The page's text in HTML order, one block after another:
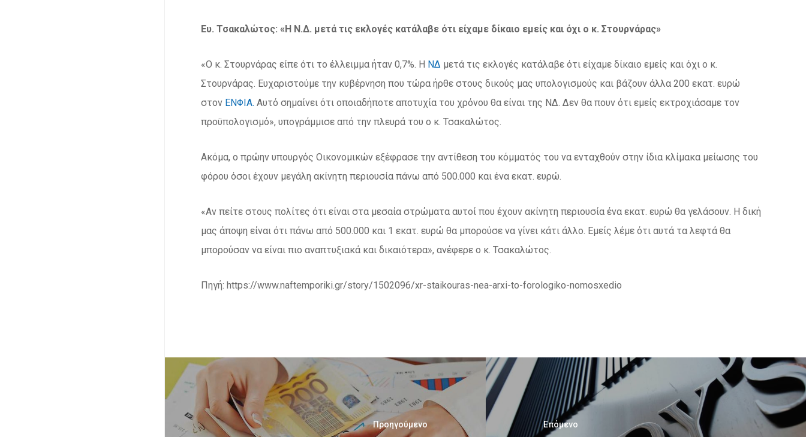
Ευ. Τσακαλώτος: «Η Ν.Δ. μετά τις εκλογές κατάλαβε ότι είχαμε δίκαιο εμείς και όχι ο κ. Στουρνάρας»
«Ο κ. Στουρνάρας είπε ότι το έλλειμμα ήταν 0,7%. Η ΝΔ μετά τις εκλογές κατάλαβε ότι είχαμε δίκαιο εμείς και όχι ο κ.
Στουρνάρας. Ευχαριστούμε την κυβέρνηση που τώρα ήρθε στους δικούς μας υπολογισμούς και βάζουν άλλα 200 εκατ. ευρώ
στον ΕΝΦΙΑ. Αυτό σημαίνει ότι οποιαδήποτε αποτυχία του χρόνου θα είναι της ΝΔ. Δεν θα πουν ότι εμείς εκτροχιάσαμε τον
προϋπολογισμό», υπογράμμισε από την πλευρά του ο κ. Τσακαλώτος.
Ακόμα, ο πρώην υπουργός Οικονομικών εξέφρασε την αντίθεση του κόμματός του να ενταχθούν στην ίδια κλίμακα μείωσης του
φόρου όσοι έχουν μεγάλη ακίνητη περιουσία πάνω από 500.000 και ένα εκατ. ευρώ.
«Αν πείτε στους πολίτες ότι είναι στα μεσαία στρώματα αυτοί που έχουν ακίνητη περιουσία ένα εκατ. ευρώ θα γελάσουν. Η δική
μας άποψη είναι ότι πάνω από 500.000 και 1 εκατ. ευρώ θα μπορούσε να γίνει κάτι άλλο. Εμείς λέμε ότι αυτά τα λεφτά θα
μπορούσαν να είναι πιο αναπτυξιακά και δικαιότερα», ανέφερε ο κ. Τσακαλώτος.
Πηγή: https://www.naftemporiki.gr/story/1502096/xr-staikouras-nea-arxi-to-forologiko-nomosxedio
Προηγούμενο Επόμενο